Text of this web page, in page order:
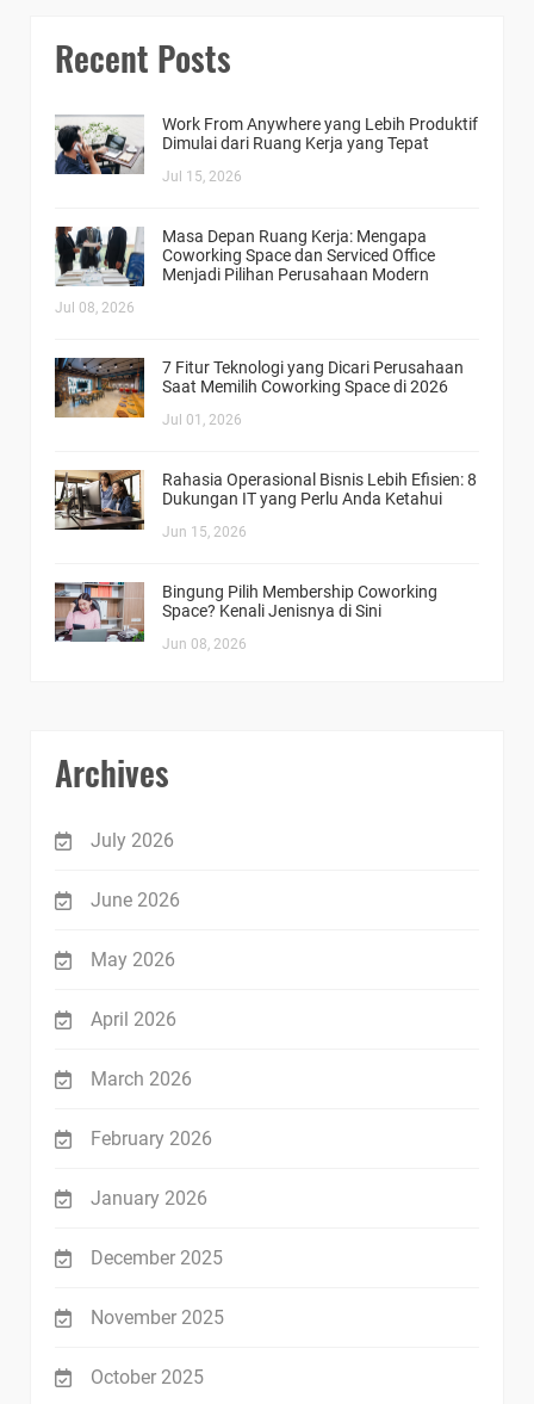
Recent Posts
Work From Anywhere yang Lebih Produktif
Dimulai dari Ruang Kerja yang Tepat
Jul 15, 2026
Masa Depan Ruang Kerja: Mengapa
Coworking Space dan Serviced Office
Menjadi Pilihan Perusahaan Modern
Jul 08, 2026
7 Fitur Teknologi yang Dicari Perusahaan
Saat Memilih Coworking Space di 2026
Jul 01, 2026
Rahasia Operasional Bisnis Lebih Efisien: 8
Dukungan IT yang Perlu Anda Ketahui
Jun 15, 2026
Bingung Pilih Membership Coworking
Space? Kenali Jenisnya di Sini
Jun 08, 2026
Archives
July 2026
June 2026
May 2026
April 2026
March 2026
February 2026
January 2026
December 2025
November 2025
October 2025